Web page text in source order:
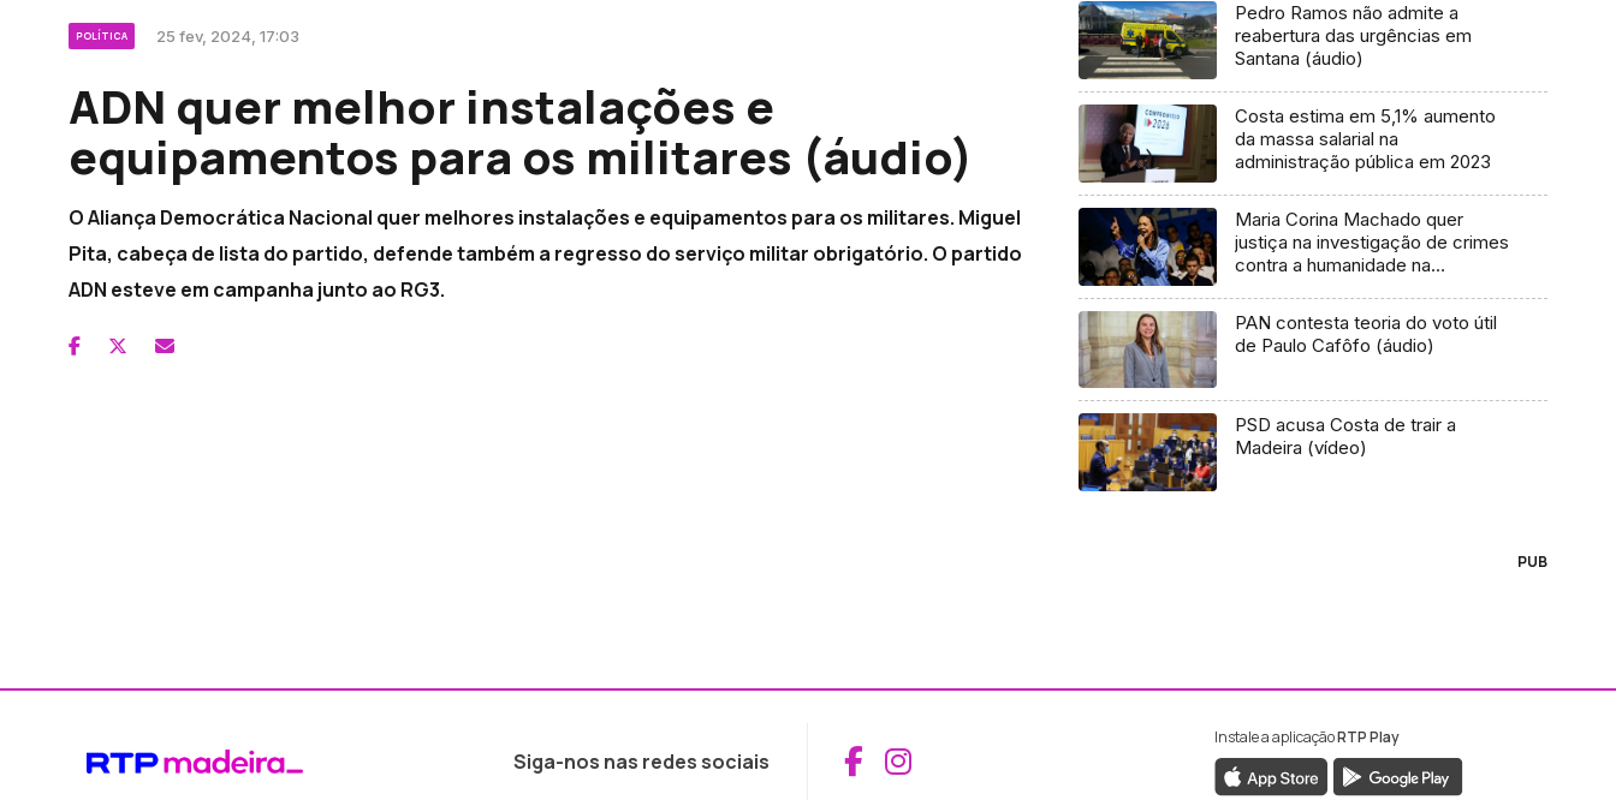
POLÍTICA 25 fev, 2024, 17:03
ADN quer melhor instalações e
equipamentos para os militares (áudio)
O Aliança Democrática Nacional quer melhores instalações e equipamentos para os militares. Miguel
Pita, cabeça de lista do partido, defende também a regresso do serviço militar obrigatório. O partido
ADN esteve em campanha junto ao RG3.
Pedro Ramos não admite a
reabertura das urgências em
Santana (áudio)
Costa estima em 5,1% aumento
da massa salarial na
administração pública em 2023
Maria Corina Machado quer
justiça na investigação de crimes
contra a humanidade na
PAN contesta teoria do voto útil
de Paulo Cafôfo (áudio)
PSD acusa Costa de trair a
Madeira (vídeo)
PUB
Siga-nos nas redes sociais Aceder ao Facebook da RTP Madeira
Aceder ao Instagram da RTP Madeira
Instale a aplicaçãoRTP Play